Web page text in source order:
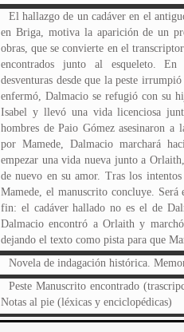
El hallazgo de un cadáver en el
en Briga, motiva la aparición de un
obras, que se convierte en el
encontrados junto al esqueleto.
desventuras desde que la peste
enfermó, Dalmacio se refugió con su
Isabel y llevó una vida licenciosa
hombres de Paio Gómez asesinaron
por Mamede, Dalmacio marchará
empezar una vida nueva junto a
de nuevo en su amor. Tras los
Mamede, el manuscrito concluye.
fin: el cadáver hallado no es el de
Dalmacio encontró a Orlaith y
dejando el texto como pista para que
Novela de indagación histórica.
Peste Manuscrito encontrado
Notas al pie (léxicas y enciclopédicas)